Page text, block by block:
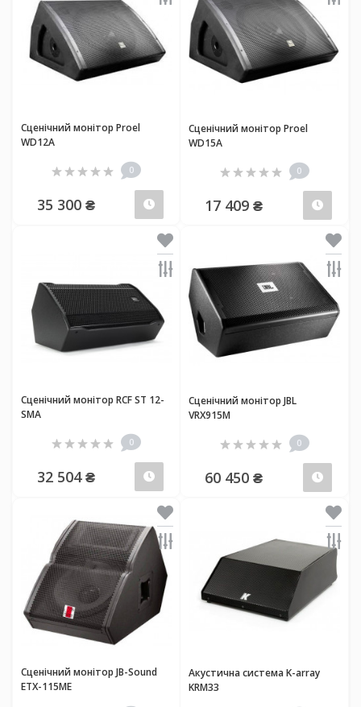
Сценічний монітор Proel
WD12A
0
35 300 ₴ Передзамовлення
Сценічний монітор Proel
WD15A
0
17 409 ₴
Сценічний монітор RCF ST 12-
SMA
0
32 504 ₴ Передзамовлення
Сценічний монітор JBL
VRX915M
0
60 450 ₴
Сценічний монітор JB-Sound
ETX-115ME
Акустична система K-array
KRM33